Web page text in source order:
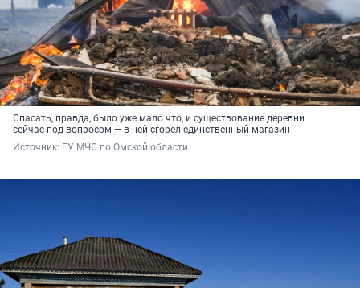
Спасать, правда, было уже мало что, и существование деревни
сейчас под вопросом — в ней сгорел единственный магазин
Источник: ГУ МЧС по Омской области